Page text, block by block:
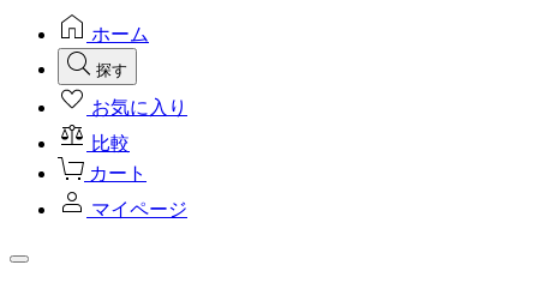
ホーム
探す
お気に入り
比較
カート
マイページ